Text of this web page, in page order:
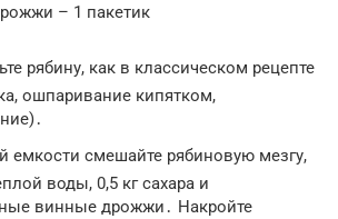
– 1 пакетик
рябину, как в классическом рецепте
ошпаривание кипятком,
емкости смешайте рябиновую мезгу,
воды, 0,5 кг сахара и
винные дрожжи․ Накройте